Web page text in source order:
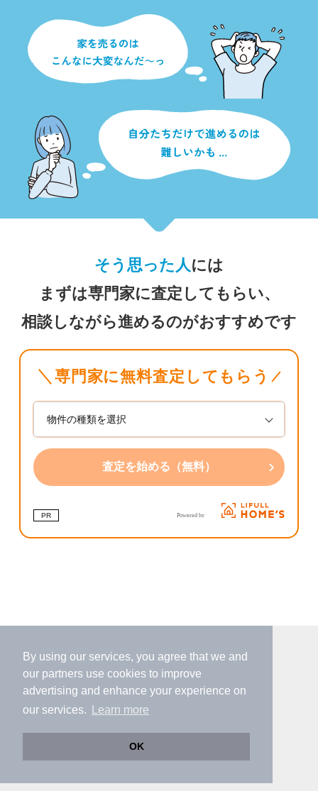
By using our services, you agree that we and
our partners use cookies to improve
advertising and enhance your experience on
our services.
Learn more
OK
そう思った人には
まずは専門家に査定してもらい、
相談しながら進めるのがおすすめです
専門家に無料査定してもらう
査定を始める（無料） ›
PR
個人情報保護ポリシー